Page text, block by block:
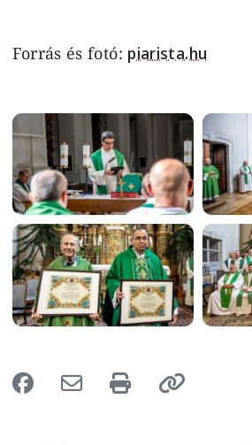
Forrás és fotó: piarista.hu
Image Image
Image Image